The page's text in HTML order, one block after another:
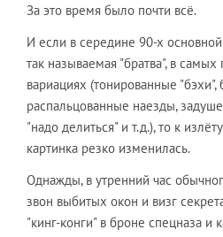
За это время было почти всё.
И если в середине 90-х
так называемая "братва", в
вариациях (тонированные
распальцованные наезды,
"надо делиться" и т.д.), то к
картинка резко изменилась.
Однажды, в утренний час
звон выбитых окон и визг
"кинг-конги" в броне спецназа и